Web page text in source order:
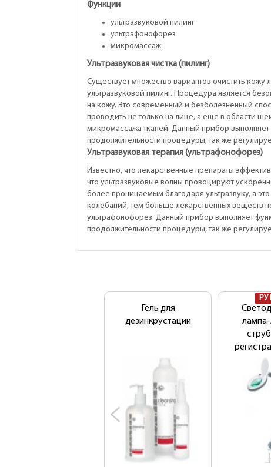
Функции
ультразвуковой пилинг
ультрафонофорез
микромассаж
Ультразвуковая чистка (пилинг)
Существует множество вариантов очистить кожу
ультразвуковой пилинг. Процедура является
на кожу. Это современный и безболезненный
проводить не только на лице, а еще в области
микромассажа тканей. Данный прибор
продолжительности процедуры, так же
Ультразвуковая терапия (ультрафонофорез)
Известно, что лекарственные препараты
что ультразвуковые волны провоцируют
более проницаемым благодаря ультразвуку, а
колебаний, тем больше лекарственных веществ
ультрафонофорез. Данный прибор выполняет
продолжительности процедуры, так же
Гель для
дезинкрустации
РУ